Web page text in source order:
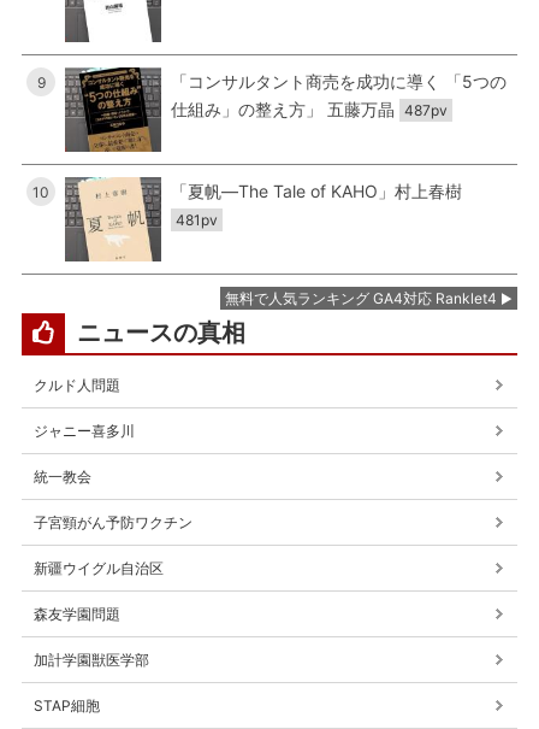
9
「コンサルタント商売を成功に導く 「5つの
仕組み」の整え方」 五藤万晶 487pv
10 「夏帆―The Tale of KAHO」村上春樹
481pv
無料で人気ランキング GA4対応 Ranklet4
ニュースの真相
クルド人問題
ジャニー喜多川
統一教会
子宮頸がん予防ワクチン
新疆ウイグル自治区
森友学園問題
加計学園獣医学部
STAP細胞